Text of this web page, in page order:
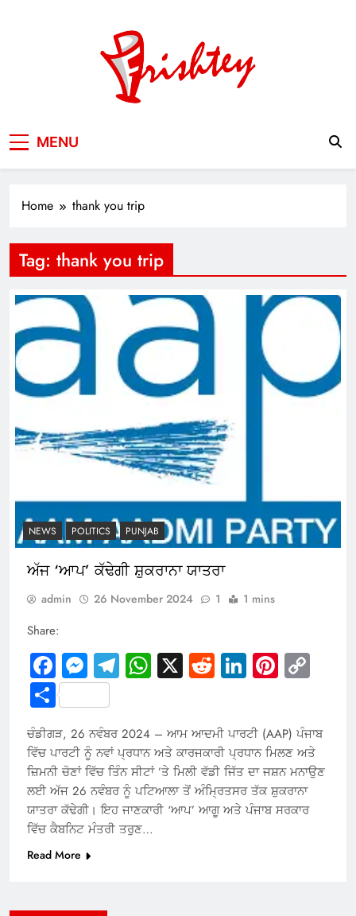
MENU
Home thank you trip
Tag: thank you trip
NEWS POLITICS PUNJAB
ਅੱਜ ‘ਆਪ’ ਕੱਢੇਗੀ ਸ਼ੁਕਰਾਨਾ ਯਾਤਰਾ
admin 26 November 2024 1 1 mins
Share:
Facebook
Messenger
Telegram
WhatsApp
X RedditLinkedIn
Share
ਚੰਡੀਗੜ, 26 ਨਵੰਬਰ 2024 – ਆਮ ਆਦਮੀ ਪਾਰਟੀ (AAP) ਪੰਜਾਬ
ਵਿੱਚ ਪਾਰਟੀ ਨੂੰ ਨਵਾਂ ਪ੍ਰਧਾਨ ਅਤੇ ਕਾਰਜਕਾਰੀ ਪ੍ਰਧਾਨ ਮਿਲਣ ਅਤੇ
ਜ਼ਿਮਨੀ ਚੋਣਾਂ ਵਿੱਚ ਤਿੰਨ ਸੀਟਾਂ ’ਤੇ ਮਿਲੀ ਵੱਡੀ ਜਿੱਤ ਦਾ ਜਸ਼ਨ ਮਨਾਉਣ
ਲਈ ਅੱਜ 26 ਨਵੰਬਰ ਨੂੰ ਪਟਿਆਲਾ ਤੋਂ ਅੰਮ੍ਰਿਤਸਰ ਤੱਕ ਸ਼ੁਕਰਾਨਾ
ਯਾਤਰਾ ਕੱਢੇਗੀ। ਇਹ ਜਾਣਕਾਰੀ ‘ਆਪ’ ਆਗੂ ਅਤੇ ਪੰਜਾਬ ਸਰਕਾਰ
ਵਿੱਚ ਕੈਬਨਿਟ ਮੰਤਰੀ ਤਰੁਣ…
Read More